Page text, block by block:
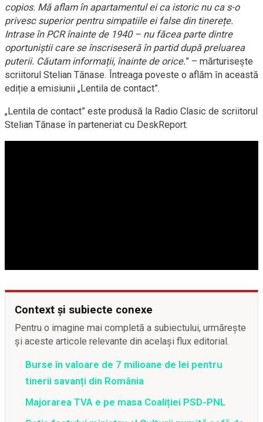
copios. Mă aflam în apartamentul ei ca istoric nu ca s-o
privesc superior pentru simpatiile ei false din tinerețe.
Intrase în PCR înainte de 1940 – nu făcea parte dintre
oportuniștii care se înscriseseră în partid după preluarea
puterii. Căutam informații, înainte de orice.” – mărturisește
scriitorul Stelian Tănase. Întreaga poveste o aflăm în această
ediție a emisiunii „Lentila de contact”.
„Lentila de contact” este produsă la Radio Clasic de scriitorul
Stelian Tănase în parteneriat cu DeskReport.
Context și subiecte conexe
Pentru o imagine mai completă a subiectului, urmărește
și aceste articole relevante din același flux editorial.
Burse în valoare de 7 milioane de lei pentru
tinerii savanți din România
Majorarea TVA e pe masa Coaliției PSD-PNL